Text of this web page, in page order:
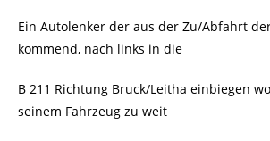
Ein Autolenker der aus der Zu/Abfahrt
kommend, nach links in die
B 211 Richtung Bruck/Leitha einbiegen
seinem Fahrzeug zu weit